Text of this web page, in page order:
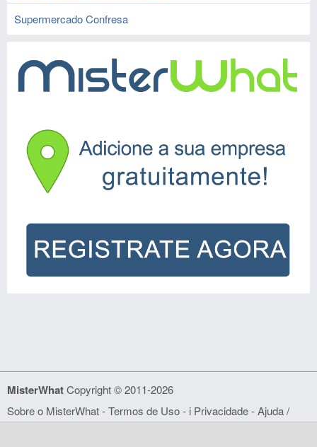
Supermercado Confresa
MisterWhatCopyright © 2011-2026
Sobre o MisterWhat-Termos de Uso- i Privacidade-Ajuda /